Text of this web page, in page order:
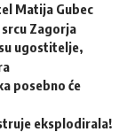
Matija Gubec
Zagorja
ugostitelje,
posebno će
eksplodirala!